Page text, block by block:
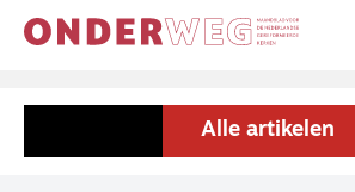
Alle artikelen